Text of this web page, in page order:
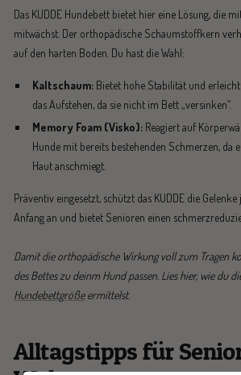
Das KUDDE Hundebett bietet hier eine Lösung, die
mitwächst. Der orthopädische Schaumstoffkern
auf den harten Boden. Du hast die Wahl:
Kaltschaum:Bietet hohe Stabilität und
das Aufstehen, da sie nicht im Bett „versinken“.
Memory Foam (Visko):Reagiert auf
Hunde mit bereits bestehenden Schmerzen, da
Haut anschmiegt.
Präventiv eingesetzt, schützt das KUDDE die
Anfang an und bietet Senioren einen
Damit die orthopädische Wirkung voll zum Tragen
des Bettes zu deinm Hund passen. Lies hier, wie du
Hundebettgrößeermittelst.
Alltagstipps für